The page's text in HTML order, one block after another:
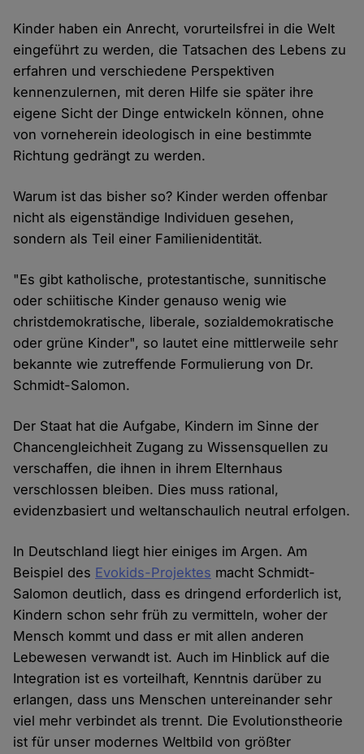
Kinder haben ein Anrecht, vorurteilsfrei in die Welt
eingeführt zu werden, die Tatsachen des Lebens zu
erfahren und verschiedene Perspektiven
kennenzulernen, mit deren Hilfe sie später ihre
eigene Sicht der Dinge entwickeln können, ohne
von vorneherein ideologisch in eine bestimmte
Richtung gedrängt zu werden.
Warum ist das bisher so? Kinder werden offenbar
nicht als eigenständige Individuen gesehen,
sondern als Teil einer Familienidentität.
"Es gibt katholische, protestantische, sunnitische
oder schiitische Kinder genauso wenig wie
christdemokratische, liberale, sozialdemokratische
oder grüne Kinder", so lautet eine mittlerweile sehr
bekannte wie zutreffende Formulierung von Dr.
Schmidt-Salomon.
Der Staat hat die Aufgabe, Kindern im Sinne der
Chancengleichheit Zugang zu Wissensquellen zu
verschaffen, die ihnen in ihrem Elternhaus
verschlossen bleiben. Dies muss rational,
evidenzbasiert und weltanschaulich neutral erfolgen.
In Deutschland liegt hier einiges im Argen. Am
Beispiel des Evokids-Projektes macht Schmidt-
Salomon deutlich, dass es dringend erforderlich ist,
Kindern schon sehr früh zu vermitteln, woher der
Mensch kommt und dass er mit allen anderen
Lebewesen verwandt ist. Auch im Hinblick auf die
Integration ist es vorteilhaft, Kenntnis darüber zu
erlangen, dass uns Menschen untereinander sehr
viel mehr verbindet als trennt. Die Evolutionstheorie
ist für unser modernes Weltbild von größter